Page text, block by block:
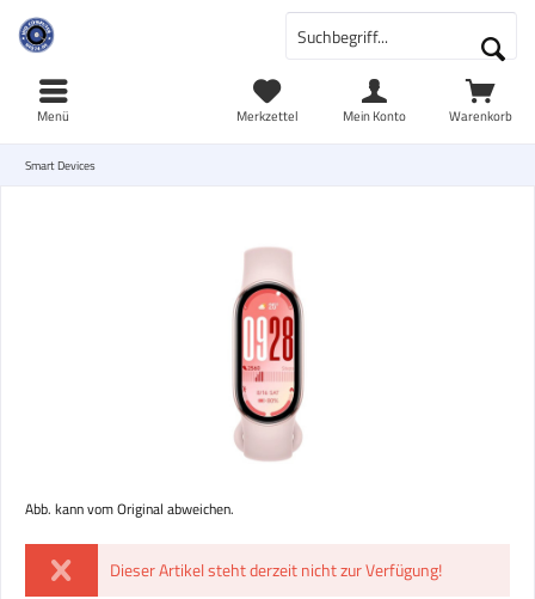
Warenkorb
Merkzettel Mein Konto
Menü
Smart Devices
Abb. kann vom Original abweichen.
Dieser Artikel steht derzeit nicht zur Verfügung!